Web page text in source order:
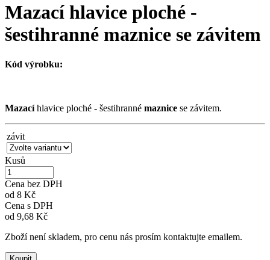
Mazací hlavice ploché -
šestihranné maznice se závitem
Kód výrobku:
Mazacíhlavice ploché - šestihranné maznice se závitem.
závit
Kusů
Cena bez DPH
od 8 Kč
Cena s DPH
od 9,68 Kč
Zboží není skladem, pro cenu nás prosím kontaktujte emailem.